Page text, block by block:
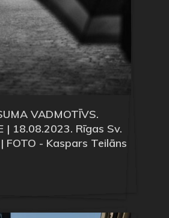
VADMOTĪVS.
| 18.08.2023. Rīgas Sv.
FOTO - Kaspars Teilāns